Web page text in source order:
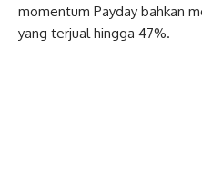
momentum Payday bahkan
yang terjual hingga 47%.